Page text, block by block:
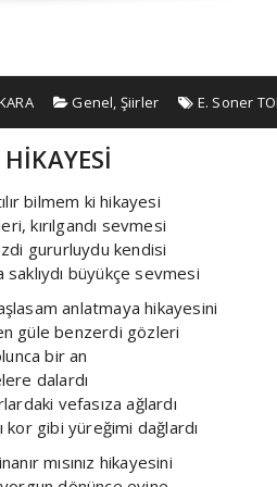
Genel, Şiirler E. Soner
bilmem ki hikayesi
kırılgandı sevmesi
gururluydu kendisi
saklıydı büyükçe sevmesi
anlatmaya hikayesini
güle benzerdi gözleri
bir an
dalardı
vefasıza ağlardı
kor gibi yüreğimi dağlardı
mısınız hikayesini